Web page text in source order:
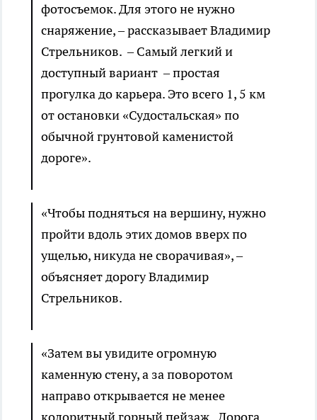
фотосъемок. Для этого не нужно
снаряжение, – рассказывает Владимир
Стрельников. – Самый легкий и
доступный вариант – простая
прогулка до карьера. Это всего 1, 5 км
от остановки «Судостальская» по
обычной грунтовой каменистой
дороге».
«Чтобы подняться на вершину, нужно
пройти вдоль этих домов вверх по
ущелью, никуда не сворачивая», –
объясняет дорогу Владимир
Стрельников.
«Затем вы увидите огромную
каменную стену, а за поворотом
направо открывается не менее